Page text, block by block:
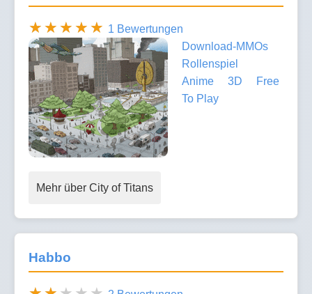
1 Bewertungen
Download-MMOs
Rollenspiel
Anime
3D
Free
To Play
Mehr über City of Titans
Habbo